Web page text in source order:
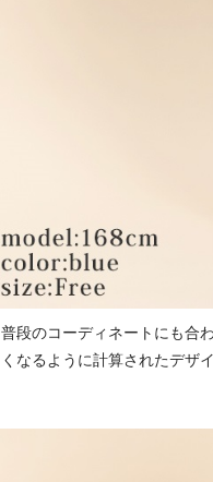
普段のコーディネートにも合
くなるように計算されたデザ